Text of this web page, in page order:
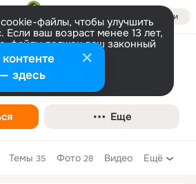
Войти
файлы, чтобы улучшить
Если ваш возраст менее 13 лет,
файлы должен ваш законный
Больше информации
Настроить
сайтов AvtoBitrix
Еще
Темы 35 Фото 28 Видео Ещё
здесь